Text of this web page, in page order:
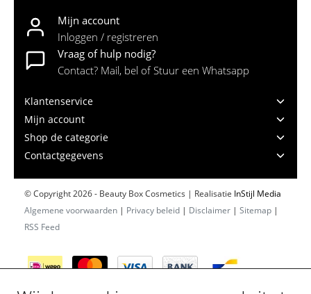
Mijn account
Inloggen / registreren
Vraag of hulp nodig?
Contact? Mail, bel of Stuur een Whatsapp
Klantenservice
Mijn account
Shop de categorie
Contactgegevens
© Copyright 2026 - Beauty Box Cosmetics | Realisatie InStijl Media
Algemene voorwaarden | Privacy beleid | Disclaimer | Sitemap |
RSS Feed